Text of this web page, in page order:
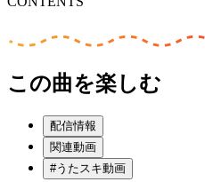
この曲を楽しむ
配信情報
関連動画
#うたスキ動画